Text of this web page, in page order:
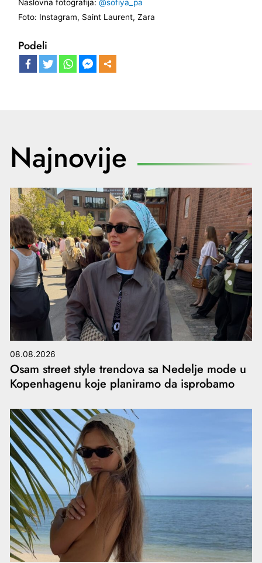
Naslovna fotografija:@sofiya_pa
Foto: Instagram, Saint Laurent, Zara
Podeli
Najnovije
08.08.2026
Osam street style trendova sa Nedelje mode u
Kopenhagenu koje planiramo da isprobamo